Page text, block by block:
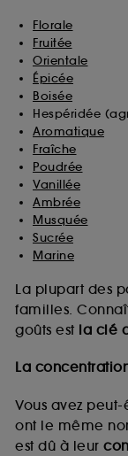
Florale
Fruitée
Orientale
Épicée
Boisée
Hespéridée
Aromatique
Fraîche
Poudrée
Vanillée
Ambrée
Musquée
Sucrée
Marine
La plupart des
familles.
goûts est la clé
La
Vous avez
ont le même
est dû à leur